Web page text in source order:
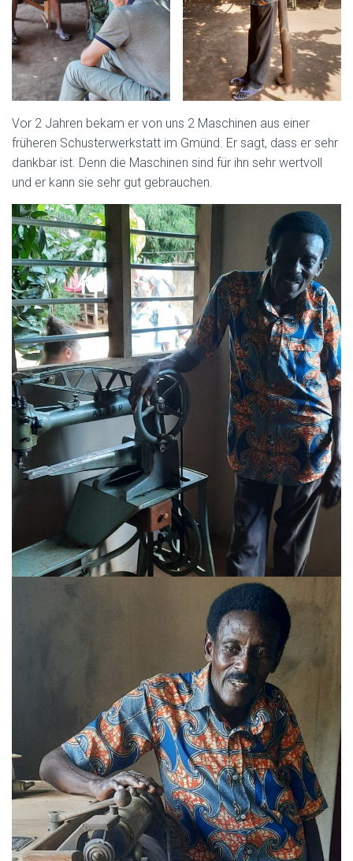
Vor 2 Jahren bekam er von uns 2 Maschinen aus einer
früheren Schusterwerkstatt im Gmünd. Er sagt, dass er sehr
dankbar ist. Denn die Maschinen sind für ihn sehr wertvoll
und er kann sie sehr gut gebrauchen.